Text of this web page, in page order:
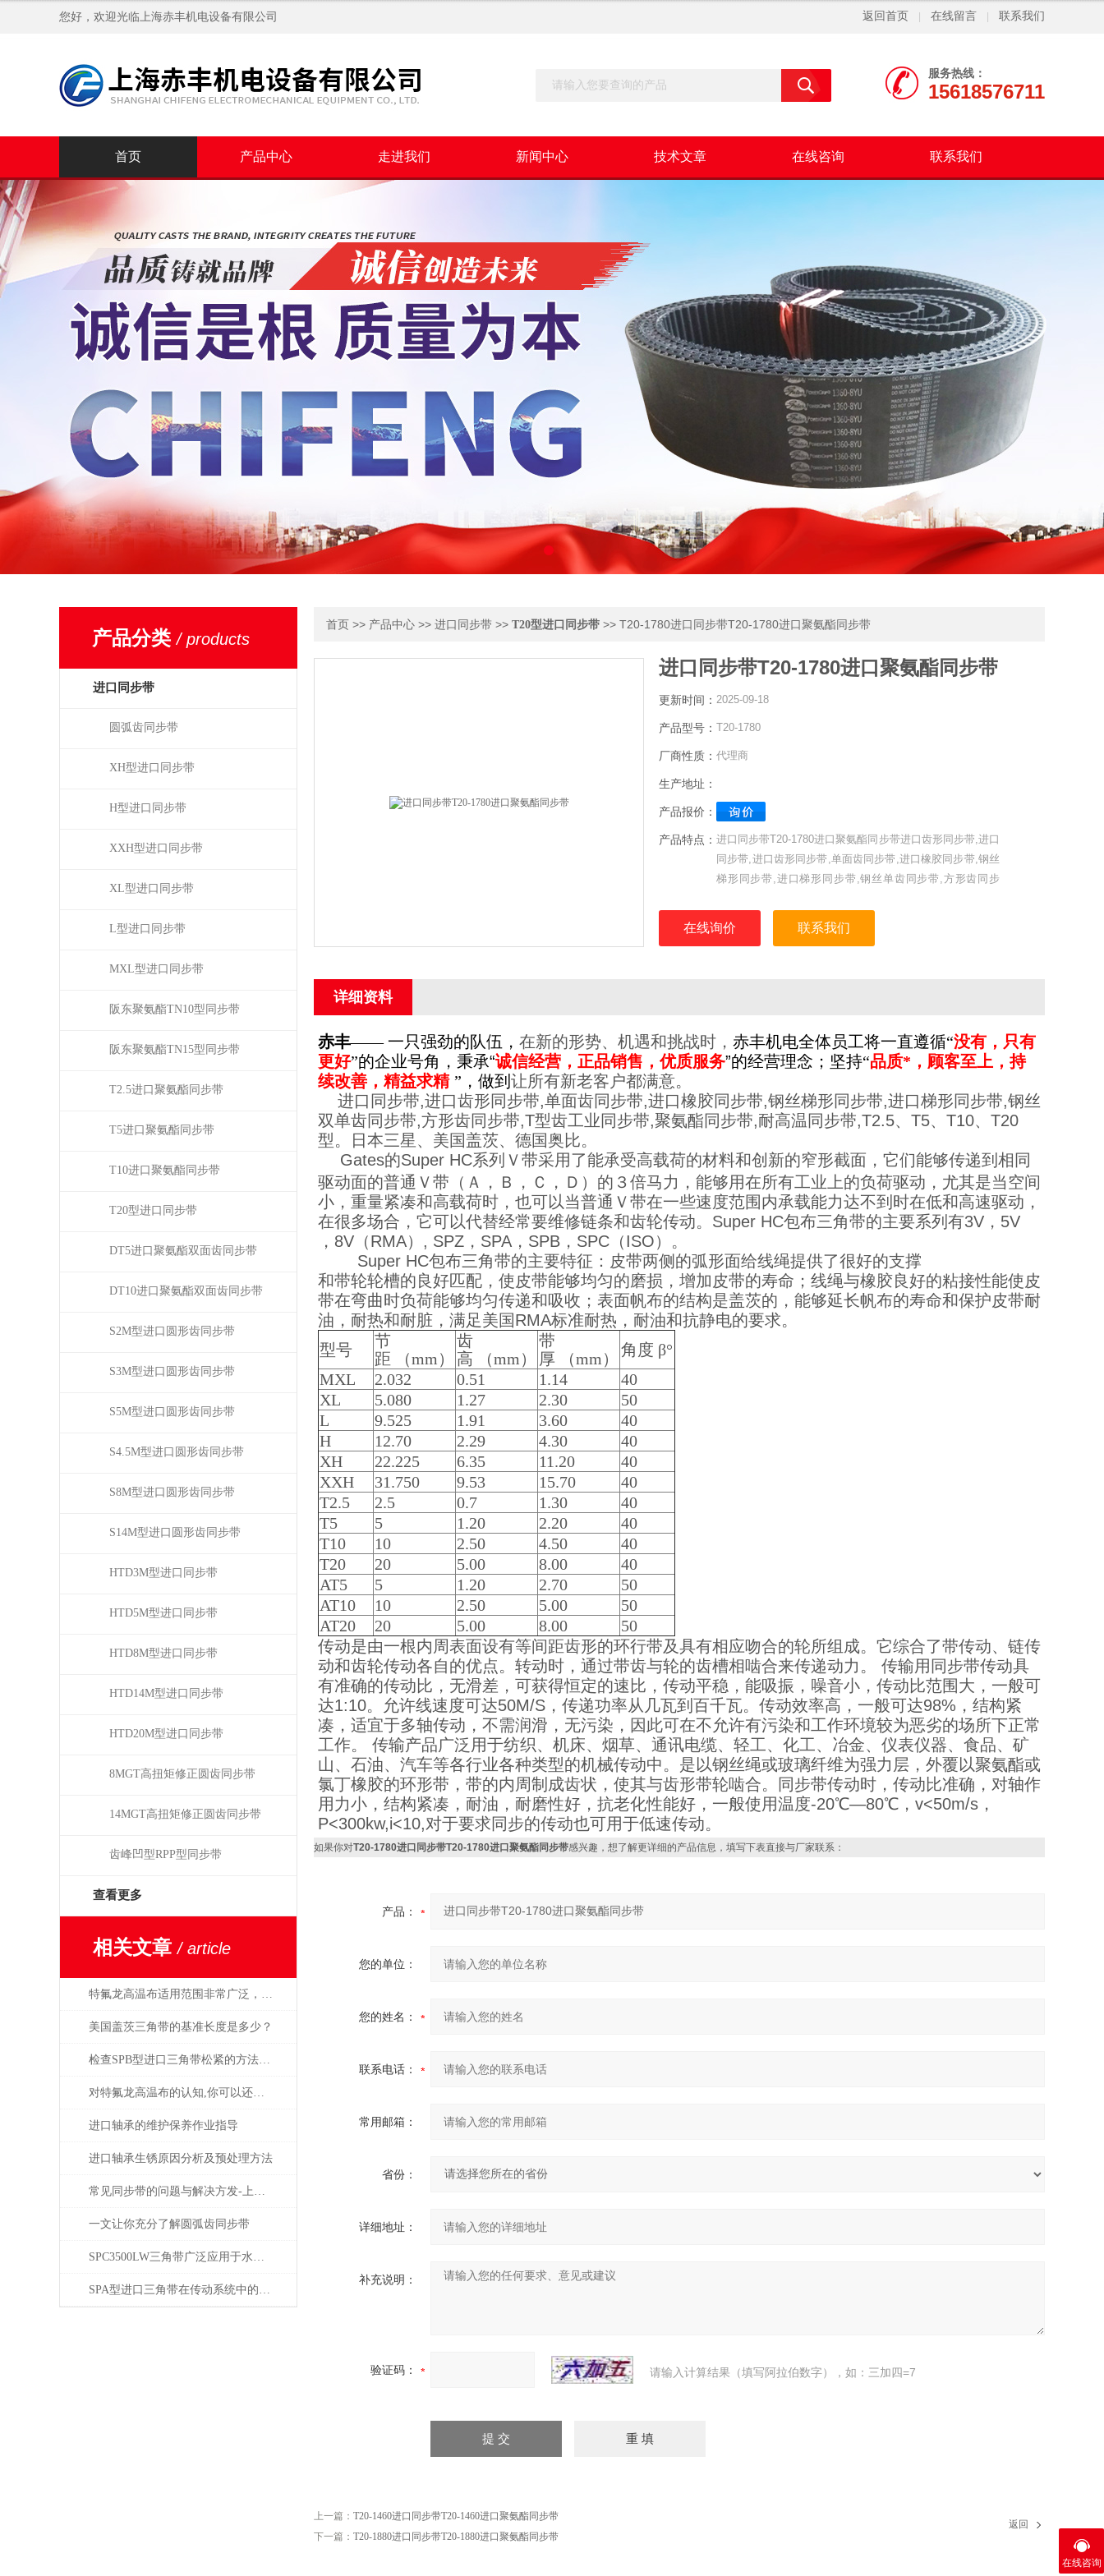
您好，欢迎光临上海赤丰机电设备有限公司 返回首页 在线留言 联系我们
服务热线：
15618576711
首页 产品中心 走进我们 新闻中心 技术文章 在线咨询 联系我们
产品分类/ products
进口同步带
圆弧齿同步带
XH型进口同步带
H型进口同步带
XXH型进口同步带
XL型进口同步带
L型进口同步带
MXL型进口同步带
阪东聚氨酯TN10型同步带
阪东聚氨酯TN15型同步带
T2.5进口聚氨酯同步带
T5进口聚氨酯同步带
T10进口聚氨酯同步带
T20型进口同步带
DT5进口聚氨酯双面齿同步带
DT10进口聚氨酯双面齿同步带
S2M型进口圆形齿同步带
S3M型进口圆形齿同步带
S5M型进口圆形齿同步带
S4.5M型进口圆形齿同步带
S8M型进口圆形齿同步带
S14M型进口圆形齿同步带
HTD3M型进口同步带
HTD5M型进口同步带
HTD8M型进口同步带
HTD14M型进口同步带
HTD20M型进口同步带
8MGT高扭矩修正圆齿同步带
14MGT高扭矩修正圆齿同步带
齿峰凹型RPP型同步带
查看更多
相关文章/ article
特氟龙高温布适用范围非常广泛，作用也非常*
美国盖茨三角带的基准长度是多少？
检查SPB型进口三角带松紧的方法有哪两种？
对特氟龙高温布的认知,你可以还不够透彻!
进口轴承的维护保养作业指导
进口轴承生锈原因分析及预处理方法
常见同步带的问题与解决方发-上海赤丰
一文让你充分了解圆弧齿同步带
SPC3500LW三角带广泛应用于水泥、焦化
SPA型进口三角带在传动系统中的重要性
首页 >> 产品中心 >> 进口同步带 >> T20型进口同步带 >> T20-1780进口同步带T20-1780进口聚氨酯同步带
进口同步带T20-1780进口聚氨酯同步带
更新时间： 2025-09-18
产品型号： T20-1780
厂商性质： 代理商
生产地址：
产品报价：
产品特点： 进口同步带T20-1780进口聚氨酯同步带进口齿形同步带,进口
同步带,进口齿形同步带,单面齿同步带,进口橡胶同步带,钢丝
梯形同步带,进口梯形同步带,钢丝单齿同步带,方形齿同步
DT10型。日本三星、美国盖茨、德国奥比等世界名优工业皮
带。
在线询价 联系我们
详细资料
赤丰—— 一只强劲的队伍， 在新的形势、机遇和挑战时， 赤丰机电全体员工将一直遵循“没有，只有
更好”的企业号角，秉承“诚信经营，正品销售，优质服务”的经营理念； 坚持“品质*，顾客至上，持
续改善，精益求精 ”，做到 让所有新老客户都满意。
进口同步带,进口齿形同步带,单面齿同步带,进口橡胶同步带,钢丝梯形同步带,进口梯形同步带,钢丝
双单齿同步带,方形齿同步带,T型齿工业同步带,聚氨酯同步带,耐高温同步带,T2.5、T5、T10、T20
型。日本三星、美国盖茨、德国奥比。
Gates的Super HC系列Ｖ带采用了能承受高载荷的材料和创新的窄形截面，它们能够传递到相同
驱动面的普通Ｖ带（Ａ，Ｂ，Ｃ，Ｄ）的３倍马力，能够用在所有工业上的负荷驱动，尤其是当空间
小，重量紧凑和高载荷时，也可以当普通Ｖ带在一些速度范围内承载能力达不到时在低和高速驱动，
在很多场合，它可以代替经常要维修链条和齿轮传动。Super HC包布三角带的主要系列有3V，5V
，8V（RMA）, SPZ，SPA，SPB，SPC（ISO）。
Super HC包布三角带的主要特征：皮带两侧的弧形面给线绳提供了很好的支撑
和带轮轮槽的良好匹配，使皮带能够均匀的磨损，增加皮带的寿命；线绳与橡胶良好的粘接性能使皮
带在弯曲时负荷能够均匀传递和吸收；表面帆布的结构是盖茨的，能够延长帆布的寿命和保护皮带耐
油，耐热和耐脏，满足美国RMA标准耐热，耐油和抗静电的要求。
型号
节
距 （mm）
齿
高 （mm）
带
厚 （mm）
角度 β°
MXL
2.032 0.51 1.14
40
XL
5.080 1.27 2.30
50
L
9.525 1.91 3.60
40
H
12.70 2.29 4.30
40
XH
22.225 6.35 11.20
40
XXH
31.750 9.53 15.70
40
T2.5
2.5 0.7 1.30
40
T5
5 1.20 2.20
40
T10
10 2.50 4.50
40
T20
20 5.00 8.00
40
AT5
5 1.20 2.70
50
AT10
10 2.50 5.00
50
AT20
20 5.00 8.00
50
传动是由一根内周表面设有等间距齿形的环行带及具有相应吻合的轮所组成。它综合了带传动、链传
动和齿轮传动各自的优点。转动时，通过带齿与轮的齿槽相啮合来传递动力。 传输用同步带传动具
有准确的传动比，无滑差，可获得恒定的速比，传动平稳，能吸振，噪音小，传动比范围大，一般可
达1:10。允许线速度可达50M/S，传递功率从几瓦到百千瓦。传动效率高，一般可达98%，结构紧
凑，适宜于多轴传动，不需润滑，无污染，因此可在不允许有污染和工作环境较为恶劣的场所下正常
工作。 传输产品广泛用于纺织、机床、烟草、通讯电缆、轻工、化工、冶金、仪表仪器、食品、矿
山、石油、汽车等各行业各种类型的机械传动中。是以钢丝绳或玻璃纤维为强力层，外覆以聚氨酯或
氯丁橡胶的环形带，带的内周制成齿状，使其与齿形带轮啮合。同步带传动时，传动比准确，对轴作
用力小，结构紧凑，耐油，耐磨性好，抗老化性能好，一般使用温度-20℃―80℃，v<50m/s，
P<300kw,i<10,对于要求同步的传动也可用于低速传动。
如果你对T20-1780进口同步带T20-1780进口聚氨酯同步带感兴趣，想了解更详细的产品信息，填写下表直接与厂家联系：
产品：
您的单位：
您的姓名：
联系电话：
常用邮箱：
省份：
详细地址：
补充说明：
验证码： 请输入计算结果（填写阿拉伯数字），如：三加四=7
上一篇： T20-1460进口同步带T20-1460进口聚氨酯同步带
下一篇： T20-1880进口同步带T20-1880进口聚氨酯同步带
返回
在线咨询